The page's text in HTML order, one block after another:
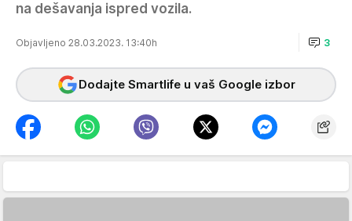
na dešavanja ispred vozila.
Objavljeno 28.03.2023. 13:40h 3
Dodajte Smartlife u vaš Google izbor